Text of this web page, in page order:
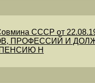
СССР от
ПРОФЕССИЙ И
Н